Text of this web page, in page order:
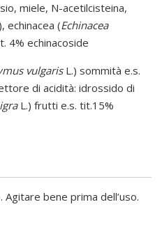
miele, N-acetilcisteina,
echinacea (Echinacea
4% echinacoside
vulgarisL.) sommità e.s.
di acidità: idrossido di
L.) frutti e.s. tit.15%
bene prima dell’uso.